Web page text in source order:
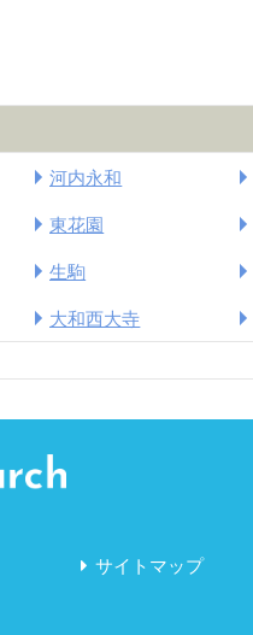
河内永和
東花園
生駒
大和西大寺
サイトマップ